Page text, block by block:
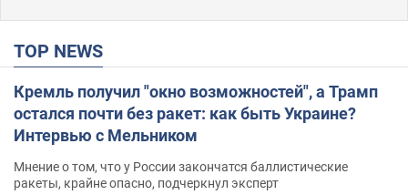
TOP NEWS
Кремль получил "окно возможностей", а Трамп
остался почти без ракет: как быть Украине?
Интервью с Мельником
Мнение о том, что у России закончатся баллистические
ракеты, крайне опасно, подчеркнул эксперт